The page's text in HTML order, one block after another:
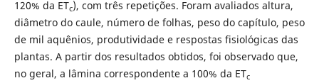
120% da ETc), com três repetições. Foram avaliados altura,
diâmetro do caule, número de folhas, peso do capítulo, peso
de mil aquênios, produtividade e respostas fisiológicas das
plantas. A partir dos resultados obtidos, foi observado que,
no geral, a lâmina correspondente a 100% da ETc